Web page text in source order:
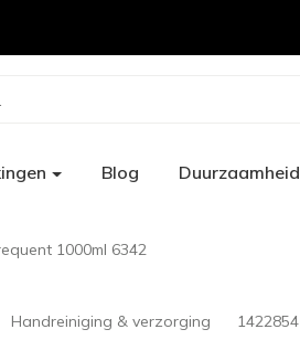
Blog Duurzaamheid
1000ml 6342
Handreiniging & verzorging 1422854